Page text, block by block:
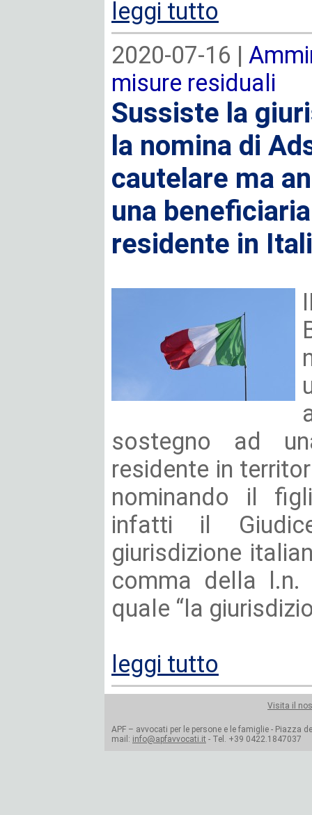
leggi tutto
2020-07-16 |
misure residuali
Sussiste la
la nomina di
cautelare ma
una
residente in
sostegno ad
residente in
nominando il
infatti il
giurisdizione
comma della
quale “la
leggi tutto
Visita il
APF – avvocati per le persone e le famiglie - Piazza
mail: info@apfavvocati.it - Tel. +39 0422.1847037